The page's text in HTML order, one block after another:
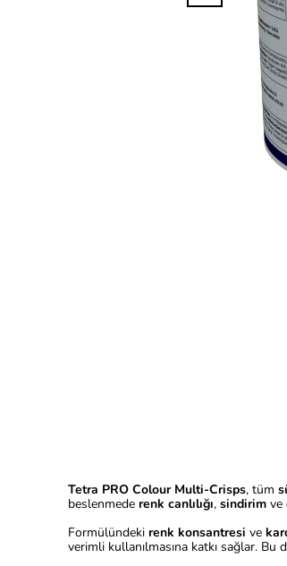
Tetra PRO Colour Multi-Crisps, tüm
beslenmede renk canlılığı, sindirim ve
Formülündeki renk konsantresi ve
verimli kullanılmasına katkı sağlar. Bu